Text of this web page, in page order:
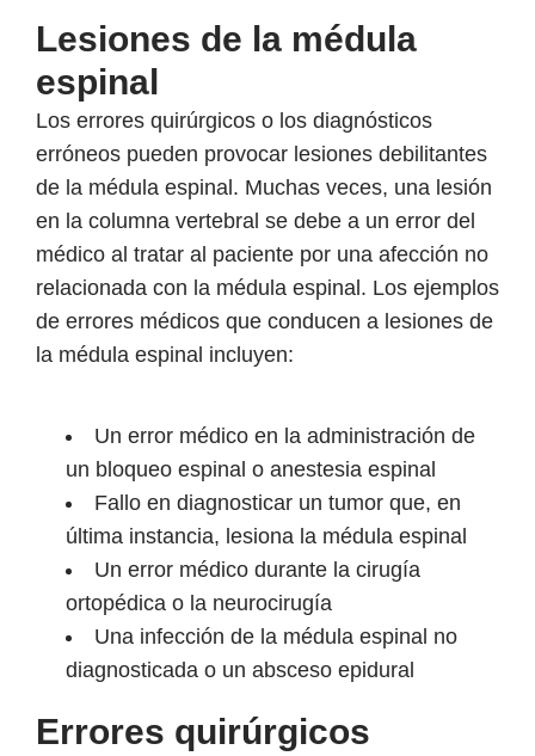
Lesiones de la médula
espinal
Los errores quirúrgicos o los diagnósticos
erróneos pueden provocar lesiones debilitantes
de la médula espinal. Muchas veces, una lesión
en la columna vertebral se debe a un error del
médico al tratar al paciente por una afección no
relacionada con la médula espinal. Los ejemplos
de errores médicos que conducen a lesiones de
la médula espinal incluyen:
Un error médico en la administración de
un bloqueo espinal o anestesia espinal
Fallo en diagnosticar un tumor que, en
última instancia, lesiona la médula espinal
Un error médico durante la cirugía
ortopédica o la neurocirugía
Una infección de la médula espinal no
diagnosticada o un absceso epidural
Errores quirúrgicos